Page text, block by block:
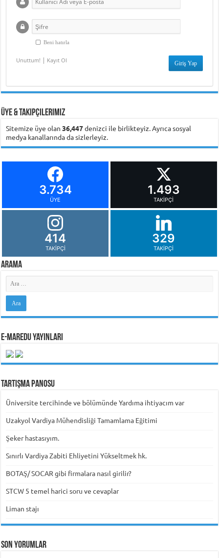
Beni hatırla
Unuttum! | Kayıt Ol
Üye & Takipçilerimiz
Sitemize üye olan36,447denizci ile birlikteyiz. Ayrıca sosyal
medya kanallarında da sizlerleyiz.
3.734
ÜYE
1.493
TAKIPÇI
414
TAKIPÇI
329
TAKIPÇI
Arama
e-MarEdu Yayınları
Tartışma Panosu
Üniversite tercihinde ve bölümünde Yardıma ihtiyacım var
Uzakyol Vardiya Mühendisliği Tamamlama Eğitimi
Şeker hastasıyım.
Sınırlı Vardiya Zabiti Ehliyetini Yükseltmek hk.
BOTAŞ/ SOCAR gibi firmalara nasıl girilir?
STCW 5 temel harici soru ve cevaplar
Liman stajı
Son Yorumlar